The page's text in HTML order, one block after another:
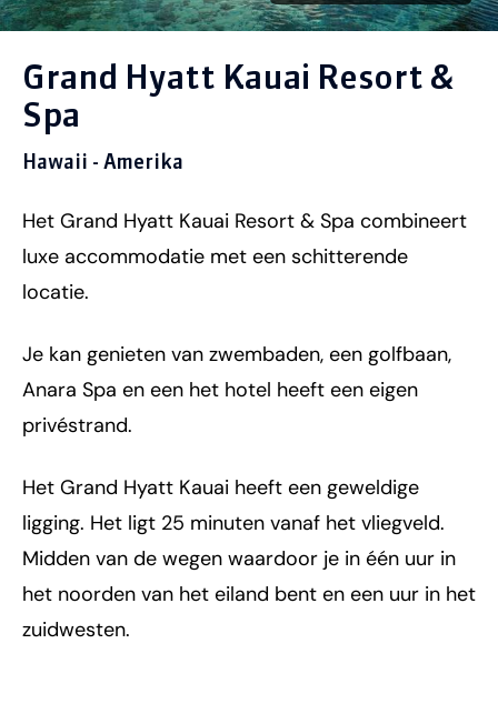
Grand Hyatt Kauai Resort &
Spa
Hawaii - Amerika
Het Grand Hyatt Kauai Resort & Spa combineert
luxe accommodatie met een schitterende
locatie.
Je kan genieten van zwembaden, een golfbaan,
Anara Spa en een het hotel heeft een eigen
privéstrand.
Het Grand Hyatt Kauai heeft een geweldige
ligging. Het ligt 25 minuten vanaf het vliegveld.
Midden van de wegen waardoor je in één uur in
het noorden van het eiland bent en een uur in het
zuidwesten.